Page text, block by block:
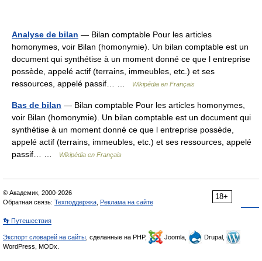
Analyse de bilan — Bilan comptable Pour les articles
homonymes, voir Bilan (homonymie). Un bilan comptable est un
document qui synthétise à un moment donné ce que l entreprise
possède, appelé actif (terrains, immeubles, etc.) et ses
ressources, appelé passif… …
Wikipédia en Français
Bas de bilan — Bilan comptable Pour les articles homonymes,
voir Bilan (homonymie). Un bilan comptable est un document qui
synthétise à un moment donné ce que l entreprise possède,
appelé actif (terrains, immeubles, etc.) et ses ressources, appelé
passif… …
Wikipédia en Français
18+
© Академик, 2000-2026
Обратная связь: Техподдержка Реклама на сайте
👣 Путешествия
Экспорт словарей на сайты , сделанные на PHP, Joomla,
Drupal,
WordPress, MODx.